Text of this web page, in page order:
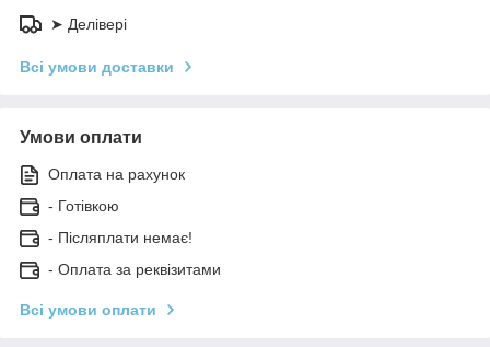
➤ Делівері
Всі умови доставки
Умови оплати
Оплата на рахунок
- Готівкою
- Післяплати немає!
- Оплата за реквізитами
Всі умови оплати